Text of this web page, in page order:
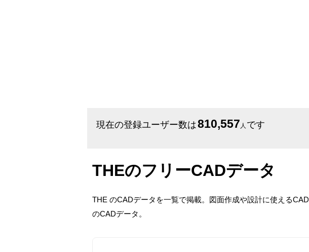
現在の登録ユーザー数は810,557 人 です
THEのフリーCADデータ
THE のCADデータを一覧で掲載。図面作成や設計に使える
のCADデータ。